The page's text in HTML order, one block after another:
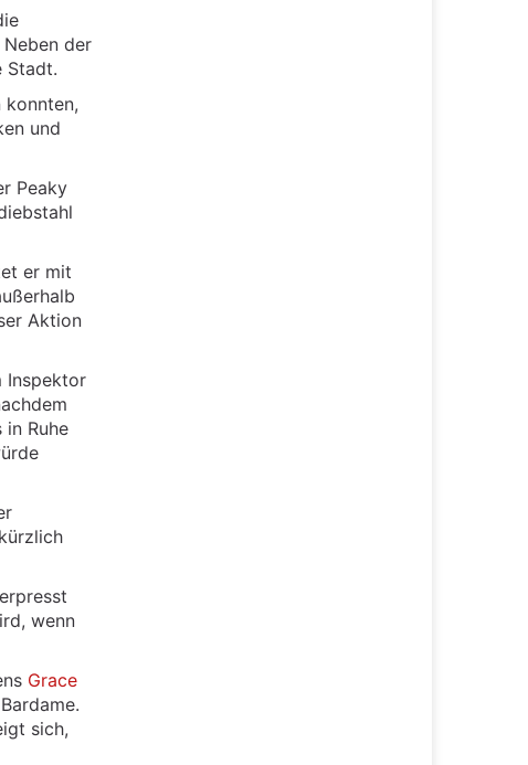
der
Stadt.
und
Peaky
er mit
Aktion
Inspektor
Ruhe
wenn
Grace
sich,